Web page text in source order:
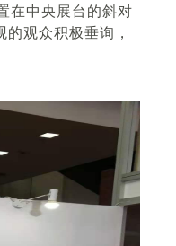
在中央展台的斜对
观众积极垂询，